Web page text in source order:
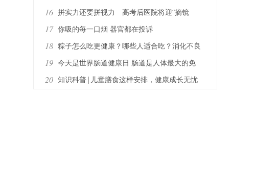
之力守护健康之光
16 拼实力还要拼视力 高考后医院将迎“摘镜
潮”敲黑板！山东省眼科医院专家详解摘镜手
术
17 你吸的每一口烟 器官都在投诉
18 粽子怎么吃更健康？哪些人适合吃？消化不良
怎么办？
19 今天是世界肠道健康日 肠道是人体最大的免
疫器官“肠”健康才能常健康
20 知识科普|儿童膳食这样安排，健康成长无忧